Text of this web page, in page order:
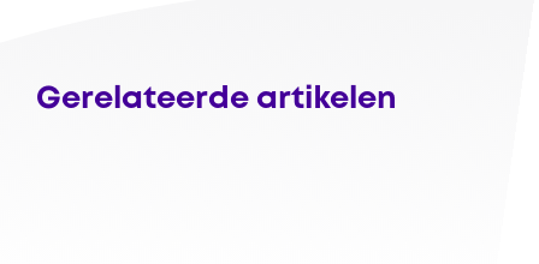
Gerelateerde artikelen